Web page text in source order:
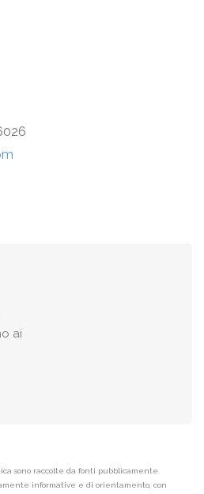
ai
sono raccolte da fonti pubblicamente
informative e di orientamento, con